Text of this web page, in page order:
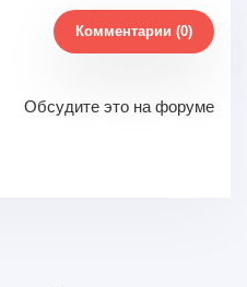
Комментарии (0)
Обсудите это на форуме